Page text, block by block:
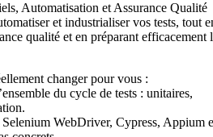
Automatisation et Assurance Qualité
et industrialiser vos tests, tout
qualité et en préparant efficacement
changer pour vous :
du cycle de tests : unitaires,
Selenium WebDriver, Cypress, Appium